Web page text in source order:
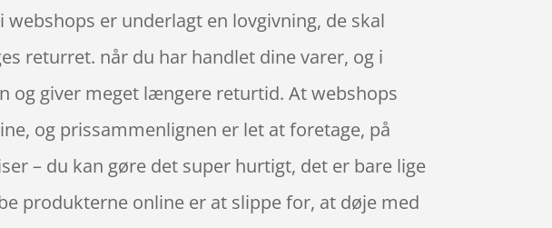
er underlagt en lovgivning, de skal
returret. når du har handlet dine varer, og i
og giver meget længere returtid. At webshops
og prissammenlignen er let at foretage, på
– du kan gøre det super hurtigt, det er bare lige
produkterne online er at slippe for, at døje med